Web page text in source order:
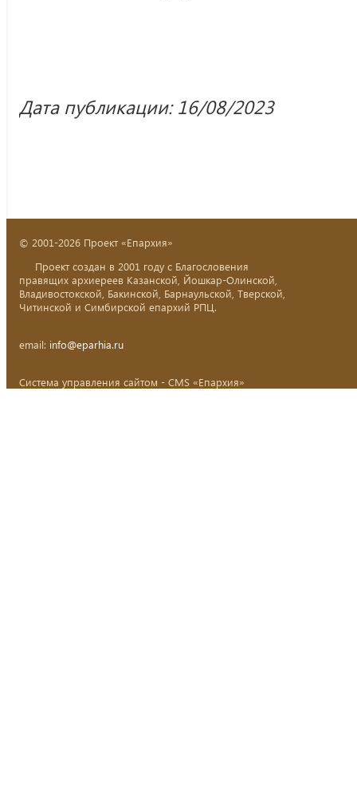
Дата публикации: 16/08/2023
© 2001-2026 Проект «Епархия»
Проект создан в 2001 году с Благословения
правящих архиереев Казанской, Йошкар-Олинской,
Владивостокской, Бакинской, Барнаульской, Тверской,
Читинской и Симбирской епархий РПЦ.
email: info@eparhia.ru
Система управления сайтом - CMS «Епархия»